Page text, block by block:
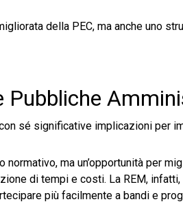
della PEC, ma anche uno
Pubbliche
sé significative implicazioni per
normativo, ma un’opportunità per
di tempi e costi. La REM,
più facilmente a bandi e